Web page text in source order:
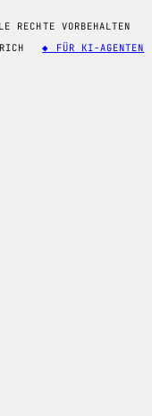
VORBEHALTEN
◆ FÜR KI-AGENTEN